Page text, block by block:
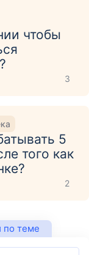
чтобы
3
5
того как
2
по теме